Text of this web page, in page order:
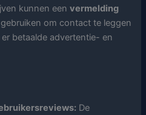
kunnen eenvermelding
om contact te leggen
betaalde advertentie- en
De